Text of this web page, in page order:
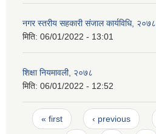
नगर स्तरीय सहकारी संजाल कार्यविधि, २०७८
मिति: 06/01/2022 - 13:01
शिक्षा नियमावली, २०७८
मिति: 06/01/2022 - 12:52
Pages
« first ‹ previous